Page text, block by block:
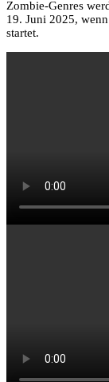
Zombie-Genres
19. Juni 2025,
startet.